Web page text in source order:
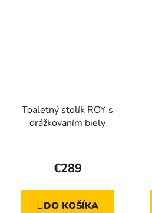
Toaletný stolík ROY s
drážkovaním biely
€289
DO KOŠÍKA